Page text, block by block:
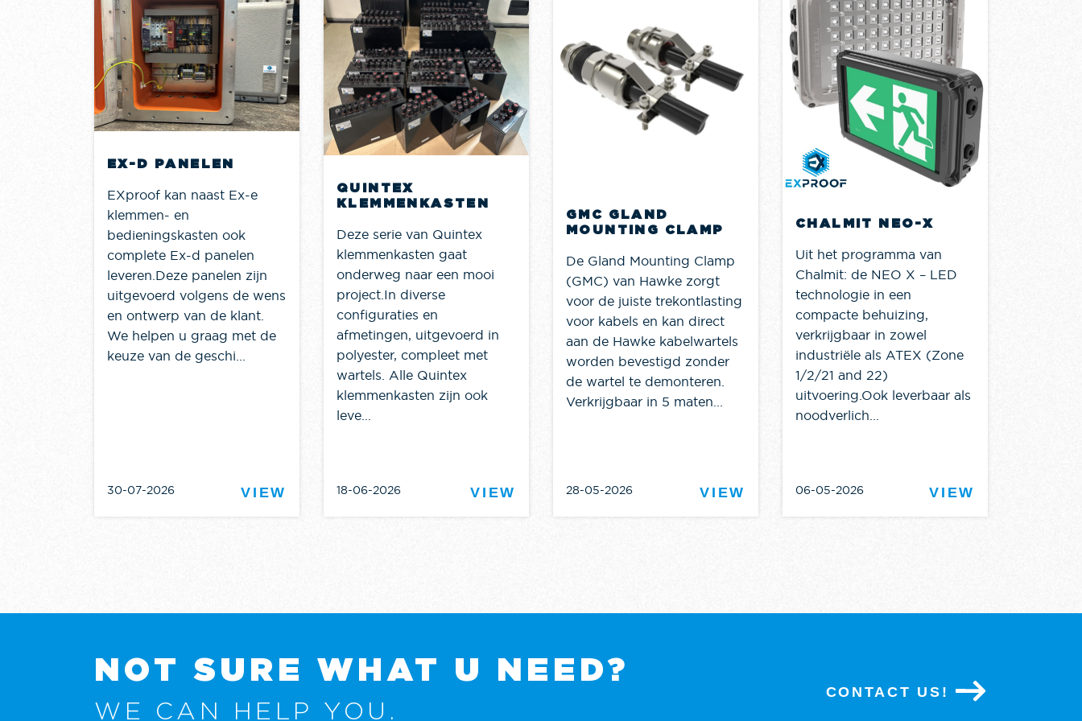
EX-D PANELEN
EXproof kan naast Ex-e
klemmen- en
bedieningskasten ook
complete Ex-d panelen
leveren.Deze panelen zijn
uitgevoerd volgens de wens
en ontwerp van de klant.
We helpen u graag met de
keuze van de geschi...
30-07-2026 VIEW
QUINTEX
KLEMMENKASTEN
Deze serie van Quintex
klemmenkasten gaat
onderweg naar een mooi
project.In diverse
configuraties en
afmetingen, uitgevoerd in
polyester, compleet met
wartels. Alle Quintex
klemmenkasten zijn ook
leve...
18-06-2026 VIEW
GMC GLAND
MOUNTING CLAMP
De Gland Mounting Clamp
(GMC) van Hawke zorgt
voor de juiste trekontlasting
voor kabels en kan direct
aan de Hawke kabelwartels
worden bevestigd zonder
de wartel te demonteren.
Verkrijgbaar in 5 maten...
28-05-2026 VIEW
CHALMIT NEO-X
Uit het programma van
Chalmit: de NEO X – LED
technologie in een
compacte behuizing,
verkrijgbaar in zowel
industriële als ATEX (Zone
1/2/21 and 22)
uitvoering.Ook leverbaar als
noodverlich...
06-05-2026 VIEW
NOT SURE WHAT U NEED?
WE CAN HELP YOU.
CONTACT US!